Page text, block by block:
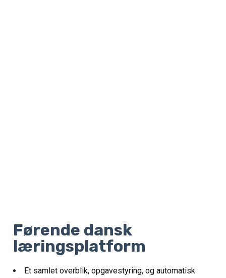
Førende dansk
læringsplatform
Et samlet overblik, opgavestyring, og automatisk